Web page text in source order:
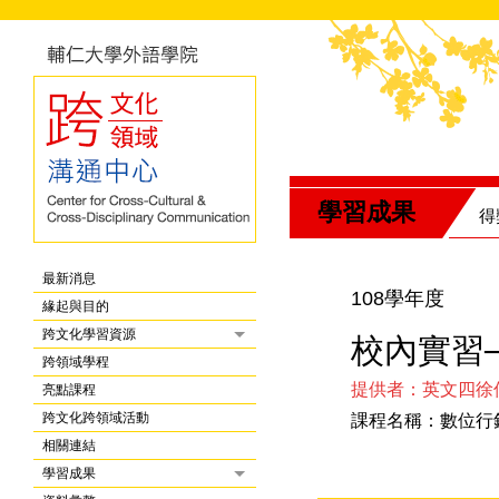
最新消息
緣起與目的
跨文化學習資源
跨領域學程
亮點課程
跨文化跨領域活動
相關連結
學習成果
學習成果 得
108學年度
校內實習
提供者：英文四
課程名稱：數位